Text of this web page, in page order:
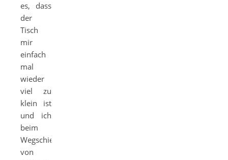
es, dass
der
Tisch
mir
einfach
mal
wieder
viel zu
klein ist
und ich
beim
Wegschieben
von